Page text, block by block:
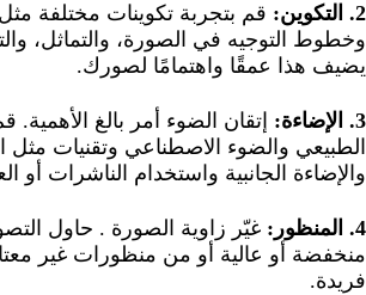
2. التكوين:
قم بتجربة تكوينات مختلفة مثل
وخطوط التوجيه في الصورة، والتماثل،
يضيف هذا عمقًا واهتمامًا لصورك.
3. الإضاءة:
إتقان الضوء أمر بالغ الأهمية.
الطبيعي والضوء الاصطناعي وتقنيات مثل
والإضاءة الجانبية واستخدام الناشرات أو
4. المنظور:
غيّر زاوية الصورة . حاول
منخفضة أو عالية أو من منظورات غير
فريدة.